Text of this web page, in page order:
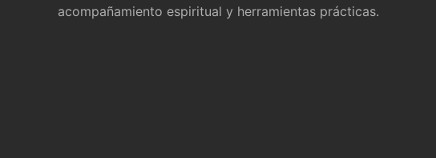
acompañamiento espiritual y herramientas prácticas.